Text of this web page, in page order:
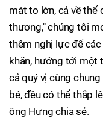
mát to lớn, cả về thể
thương," chúng tôi
thêm nghị lực để
khăn, hướng tới một
cả quý vị cùng
bé, đều có thể thắp
ông Hưng chia sẻ.